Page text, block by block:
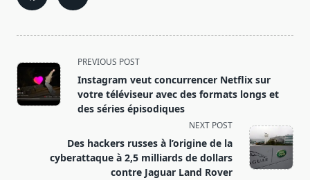
<span
class="nav-
subtitle
screen-
text">Page</span>
PREVIOUS POST
Instagram veut concurrencer Netflix sur
votre téléviseur avec des formats longs et
des séries épisodiques
NEXT POST
Des hackers russes à l’origine de la
cyberattaque à 2,5 milliards de dollars
contre Jaguar Land Rover